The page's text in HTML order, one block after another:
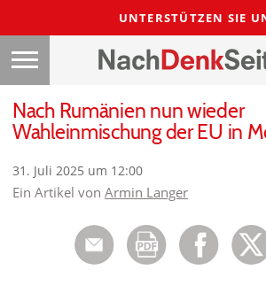
UNTERSTÜTZEN SIE
Nach Rumänien nun wieder
Wahleinmischung der EU in
31. Juli 2025 um 12:00
Ein Artikel von Armin Langer